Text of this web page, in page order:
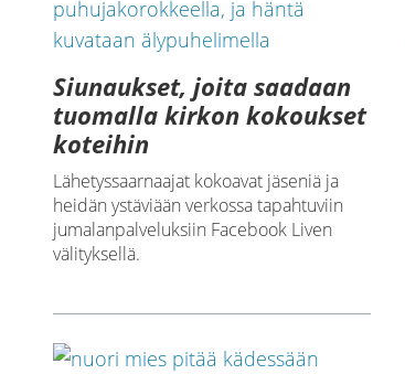
Siunaukset, joita saadaan
tuomalla kirkon kokoukset
koteihin
Lähetyssaarnaajat kokoavat jäseniä ja
heidän ystäviään verkossa tapahtuviin
jumalanpalveluksiin Facebook Liven
välityksellä.